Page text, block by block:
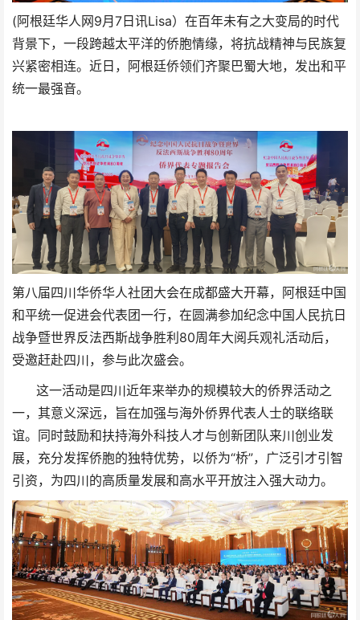
(阿根廷华人网9月7日讯Lisa）在百年未有之大变局的时代
背景下，一段跨越太平洋的侨胞情缘，将抗战精神与民族复
兴紧密相连。近日，阿根廷侨领们齐聚巴蜀大地，发出和平
统一最强音。
第八届四川华侨华人社团大会在成都盛大开幕，阿根廷中国
和平统一促进会代表团一行，在圆满参加纪念中国人民抗日
战争暨世界反法西斯战争胜利80周年大阅兵观礼活动后，
受邀赶赴四川，参与此次盛会。
这一活动是四川近年来举办的规模较大的侨界活动之
一，其意义深远，旨在加强与海外侨界代表人士的联络联
谊。同时鼓励和扶持海外科技人才与创新团队来川创业发
展，充分发挥侨胞的独特优势，以侨为“桥”，广泛引才引智
引资，为四川的高质量发展和高水平开放注入强大动力。